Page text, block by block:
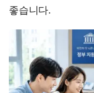
좋습니다.